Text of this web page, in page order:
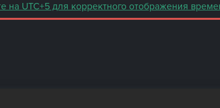
на UTC+5 для корректного отображения